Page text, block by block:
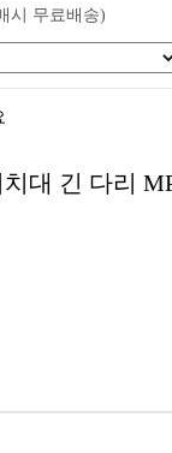
시 무료배송)
대 긴 다리